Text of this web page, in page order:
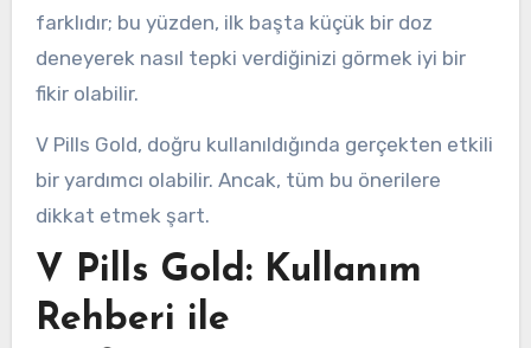
farklıdır; bu yüzden, ilk başta küçük bir doz
deneyerek nasıl tepki verdiğinizi görmek iyi bir
fikir olabilir.
V Pills Gold, doğru kullanıldığında gerçekten etkili
bir yardımcı olabilir. Ancak, tüm bu önerilere
dikkat etmek şart.
V Pills Gold: Kullanım
Rehberi ile